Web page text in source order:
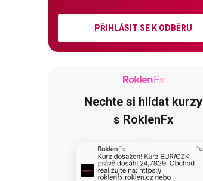
PŘIHLÁSIT SE K ODBĚRU
Nechte si hlídat kurzy
s RoklenFx